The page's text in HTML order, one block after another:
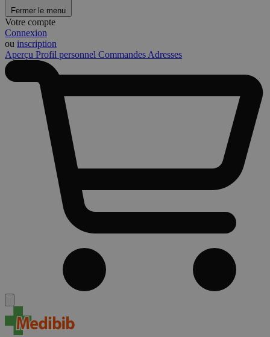
Fermer le menu
Votre compte
Connexion
ou inscription
Aperçu Profil personnel Commandes Adresses